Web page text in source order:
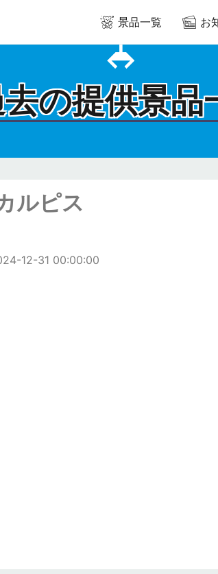
景品一覧 お
の提供景品
ルピス
12-31 00:00:00